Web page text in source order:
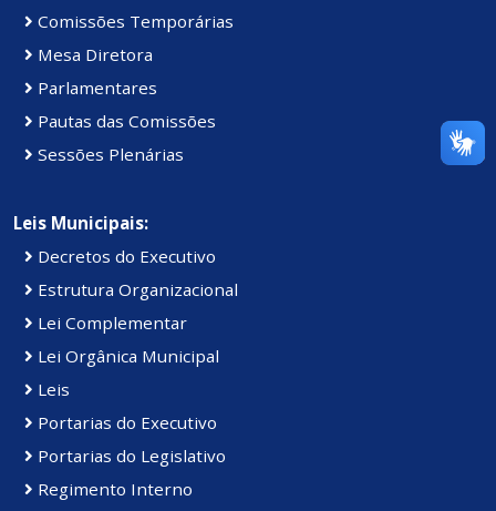
Comissões Temporárias
Mesa Diretora
Parlamentares
Pautas das Comissões
Sessões Plenárias
Leis Municipais:
Decretos do Executivo
Estrutura Organizacional
Lei Complementar
Lei Orgânica Municipal
Leis
Portarias do Executivo
Portarias do Legislativo
Regimento Interno